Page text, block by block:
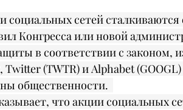
социальных сетей
Конгресса или новой
в соответствии с законом,
Twitter (TWTR) и Alphabet
общественности.
что акции социальных